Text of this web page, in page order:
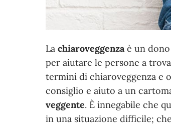
Lachiaroveggenzaè un dono
per aiutare le persone a
termini di chiaroveggenza e
consiglio e aiuto a un
veggente. È innegabile che
in una situazione difficile;